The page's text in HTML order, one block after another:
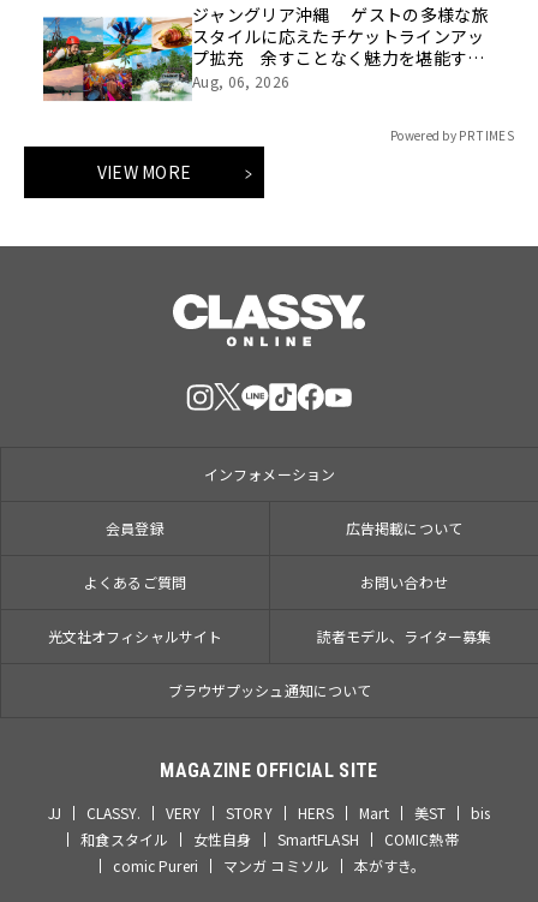
ジャングリア沖縄 ゲストの多様な旅
スタイルに応えたチケットラインアッ
プ拡充 余すことなく魅力を堪能する
「ロイヤルチケット」新登場
Aug, 06, 2026
Powered by PR TIMES
VIEW MORE
インフォメーション
会員登録 広告掲載について
よくあるご質問 お問い合わせ
光文社オフィシャルサイト 読者モデル、ライター募集
ブラウザプッシュ通知について
MAGAZINE OFFICIAL SITE
JJ CLASSY. VERY STORY HERS Mart 美ST
bis
和食スタイル
女性自身 SmartFLASH
COMIC熱帯
comic Pureri
マンガ コミソル 本がすき。